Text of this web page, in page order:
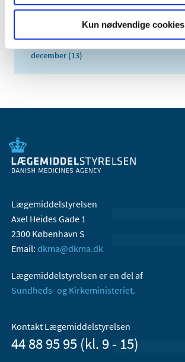
Kun nødvendige cookies
2019 (18)
2017 (13)
december (13)
Lægemiddelstyrelsen
Axel Heides Gade 1
2300 København S
Email: dkma@dkma.dk
Lægemiddelstyrelsen er en del af
Sundheds- og Kirkeministeriet.
Kontakt Lægemiddelstyrelsen
44 88 95 95 (kl. 9 - 15)